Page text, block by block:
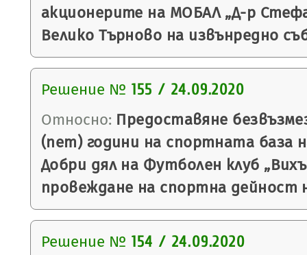
акционерите на МОБАЛ „Д-р
Велико Търново на извънредно
Решение № 155 / 24.09.2020
Относно: Предоставяне
(пет) години на спортната база
Добри дял на Футболен клуб
провеждане на спортна дейност
Решение № 154 / 24.09.2020